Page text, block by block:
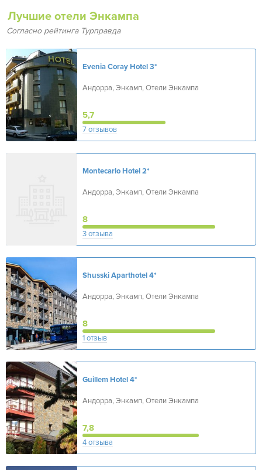
Лучшие отели Энкампа
Согласно рейтинга Турправда
Evenia Coray Hotel3*
Андорра, Энкамп, Отели Энкампа
5,7
7 отзывов
Montecarlo Hotel2*
Андорра, Энкамп, Отели Энкампа
8
3 отзыва
Shusski Aparthotel4*
Андорра, Энкамп, Отели Энкампа
8
1 отзыв
Guillem Hotel4*
Андорра, Энкамп, Отели Энкампа
7,8
4 отзыва